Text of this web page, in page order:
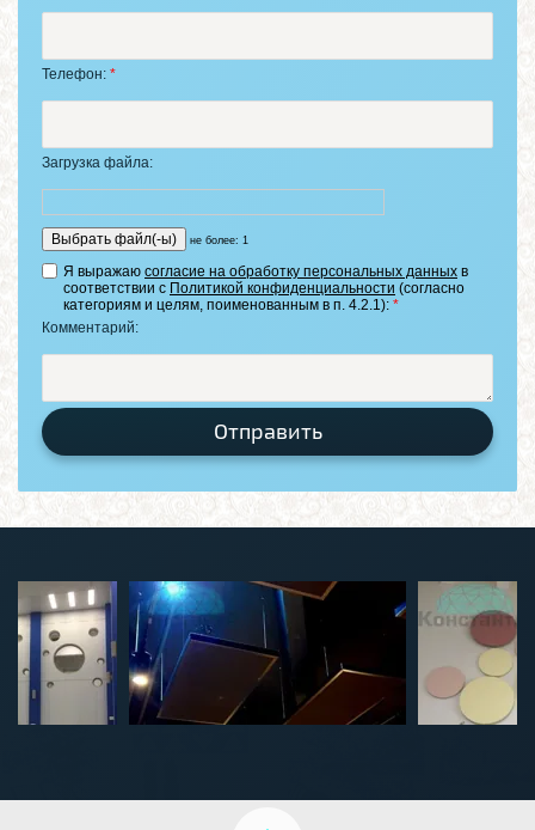
Телефон: *
Загрузка файла:
не более: 1
Я выражаю согласие на обработку персональных данных в
соответствии с Политикой конфиденциальности (согласно
категориям и целям, поименованным в п. 4.2.1): *
Комментарий:
Отправить